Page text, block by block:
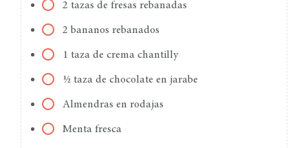
2 tazas de fresas rebanadas
2 bananos rebanados
1 taza de crema chantilly
½ taza de chocolate en jarabe
Almendras en rodajas
Menta fresca